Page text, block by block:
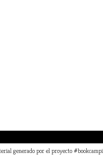
generado por el proyecto